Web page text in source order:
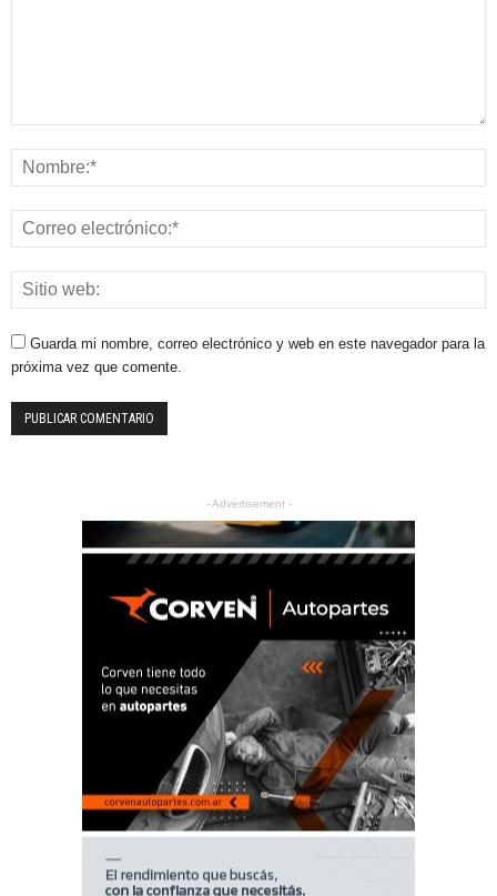
Guarda mi nombre, correo electrónico y web en este navegador para la
próxima vez que comente.
- Advertisement -